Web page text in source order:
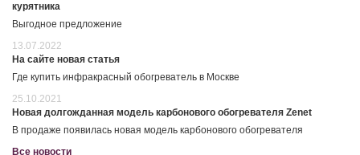
курятника
Выгодное предложение
13.07.2022
На сайте новая статья
Где купить инфракрасный обогреватель в Москве
25.10.2021
Новая долгожданная модель карбонового обогревателя Zenet
В продаже появилась новая модель карбонового обогревателя
Все новости